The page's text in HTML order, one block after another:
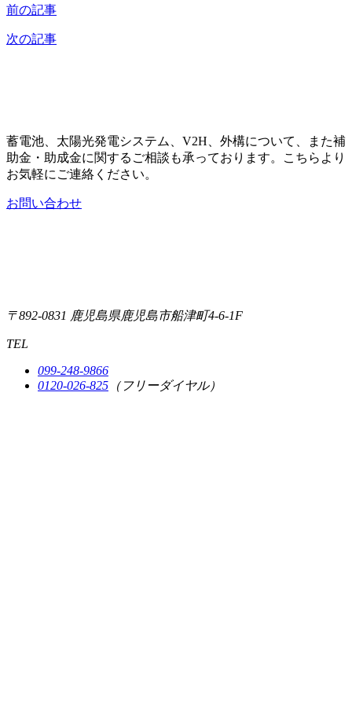
前の記事
次の記事
蓄電池、太陽光発電システム、V2H、外構について、また補
助金・助成金に関するご相談も承っております。こちらより
お気軽にご連絡ください。
お問い合わせ
〒892-0831 鹿児島県鹿児島市船津町4-6-1F
TEL
099-248-9866
0120-026-825 （フリーダイヤル）